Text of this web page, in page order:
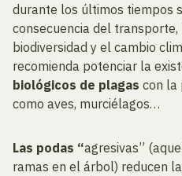
durante los últimos tiempos
consecuencia del
biodiversidad y el cambio
recomienda potenciar la
biológicos de plagas con la
como aves, murciélagos…
Las podas “agresivas”
ramas en el árbol) reducen